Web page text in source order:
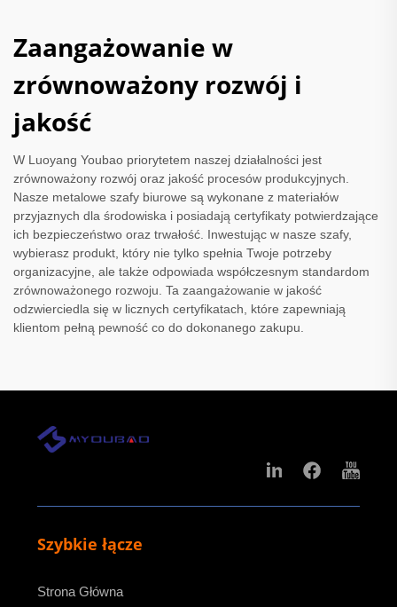
Zaangażowanie w
zrównoważony rozwój i
jakość
W Luoyang Youbao priorytetem naszej działalności jest
zrównoważony rozwój oraz jakość procesów produkcyjnych.
Nasze metalowe szafy biurowe są wykonane z materiałów
przyjaznych dla środowiska i posiadają certyfikaty potwierdzające
ich bezpieczeństwo oraz trwałość. Inwestując w nasze szafy,
wybierasz produkt, który nie tylko spełnia Twoje potrzeby
organizacyjne, ale także odpowiada współczesnym standardom
zrównoważonego rozwoju. Ta zaangażowanie w jakość
odzwierciedla się w licznych certyfikatach, które zapewniają
klientom pełną pewność co do dokonanego zakupu.
Szybkie łącze
Strona Główna